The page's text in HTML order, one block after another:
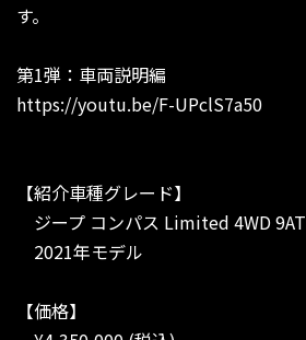
す。
第1弾：車両説明編
https://youtu.be/F-UPclS7a50
【紹介車種グレード】
ジープ コンパス Limited 4WD 9AT
2021年モデル
【価格】